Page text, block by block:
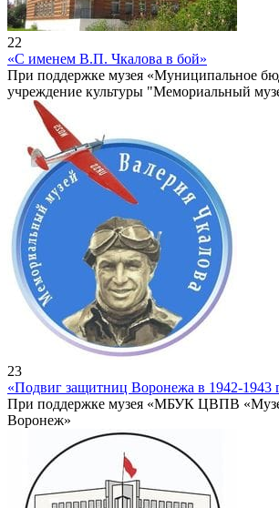
22
«С именем В.П. Чкалова в бой»
При поддержке музея «Муниципальное
учреждение культуры "Мемориальный
23
«Подвиг защитниц Воронежа в 1942-1943
При поддержке музея «МБУК ЦВПВ
Воронеж»